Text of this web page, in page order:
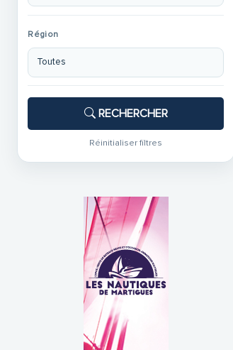
Région
RECHERCHER
Réinitialiser filtres